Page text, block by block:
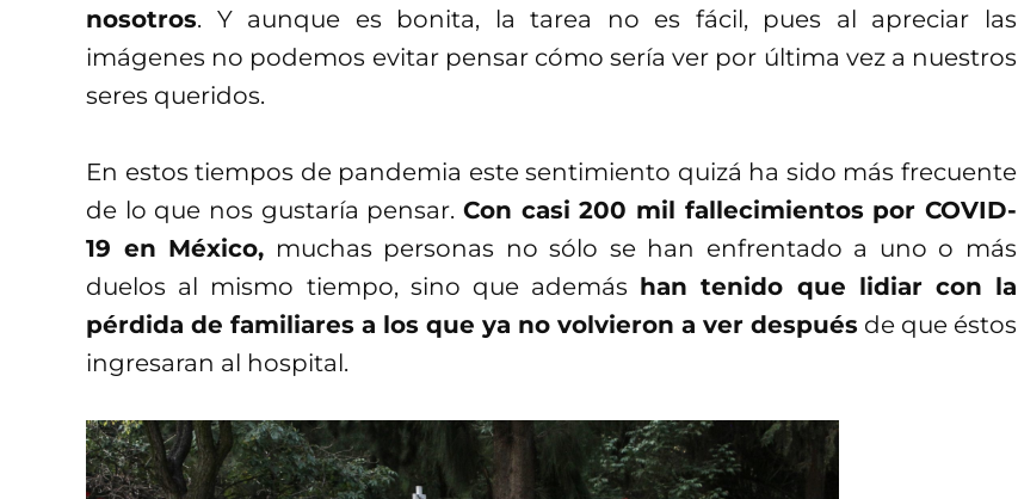
nosotros. Y aunque es bonita, la tarea no es fácil, pues al apreciar las
imágenes no podemos evitar pensar cómo sería ver por última vez a nuestros
seres queridos.
En estos tiempos de pandemia este sentimiento quizá ha sido más frecuente
de lo que nos gustaría pensar. Con casi 200 mil fallecimientos por COVID-
19 en México, muchas personas no sólo se han enfrentado a uno o más
duelos al mismo tiempo, sino que además han tenido que lidiar con la
pérdida de familiares a los que ya no volvieron a ver después de que éstos
ingresaran al hospital.